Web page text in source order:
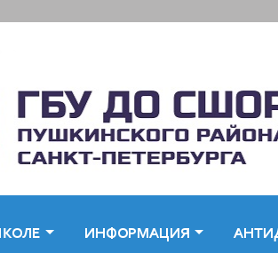
ИНФОРМАЦИЯ